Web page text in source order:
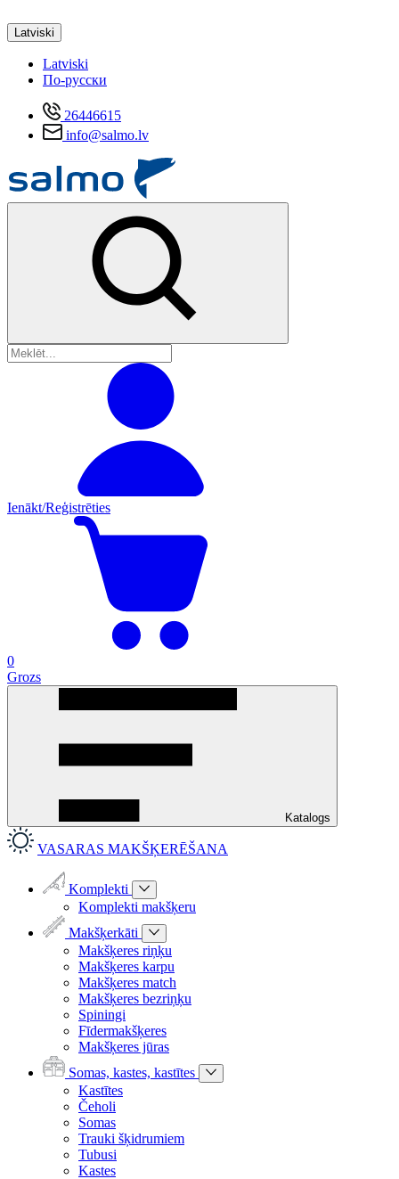
Latviski
Latviski
По-русски
26446615
info@salmo.lv
Ienākt/Reģistrēties
0
Grozs
Katalogs
VASARAS MAKŠĶERĒŠANA
Komplekti
Komplekti makšķeru
Makšķerkāti
Makšķeres riņķu
Makšķeres karpu
Makšķeres match
Makšķeres bezriņķu
Spiningi
Fīdermakšķeres
Makšķeres jūras
Somas, kastes, kastītes
Kastītes
Čeholi
Somas
Trauki šķidrumiem
Tubusi
Kastes